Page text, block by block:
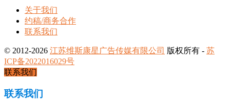
关于我们
约稿/商务合作
联系我们
© 2012-2026 江苏维斯康星广告传媒有限公司 版权所有 - 苏
ICP备2022016029号
联系我们
联系我们